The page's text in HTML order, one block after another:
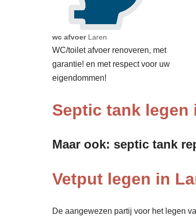
wc afvoer Laren
WC/toilet afvoer renoveren, met
garantie! en met respect voor uw
eigendommen!
Septic tank legen
Maar ook: septic tank
Vetput legen in
De aangewezen partij voor het legen